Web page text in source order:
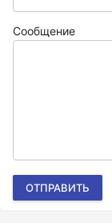
Сообщение
ОТПРАВИТЬ